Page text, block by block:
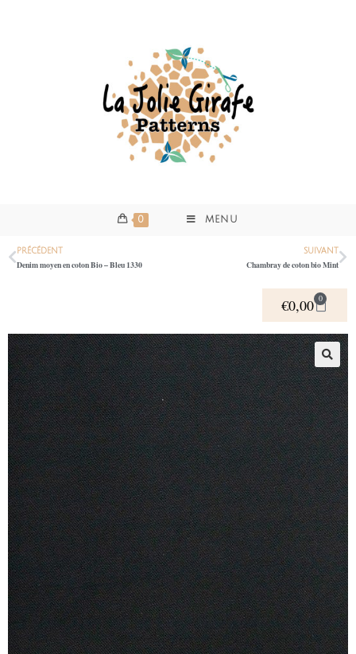
0 MENU
PRÉCÉDENT
Denim moyen en coton Bio – Bleu 1330
SUIVANT
Chambray de coton bio Mint
€0,00 0